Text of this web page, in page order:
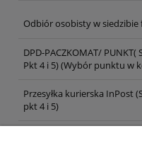
Odbiór osobisty w siedzibie
DPD-PACZKOMAT/
Pkt 4 i 5)(Wybór punktu w
Przesyłka kurierska InPost
pkt 4 i 5)